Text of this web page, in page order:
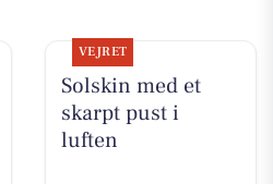
VEJRET
Solskin med et
skarpt pust i
luften